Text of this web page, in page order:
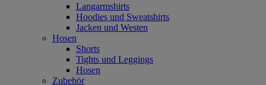
Langarmshirts
Hoodies und Sweatshirts
Jacken und Westen
Hosen
Shorts
Tights und Leggings
Hosen
Zubehör